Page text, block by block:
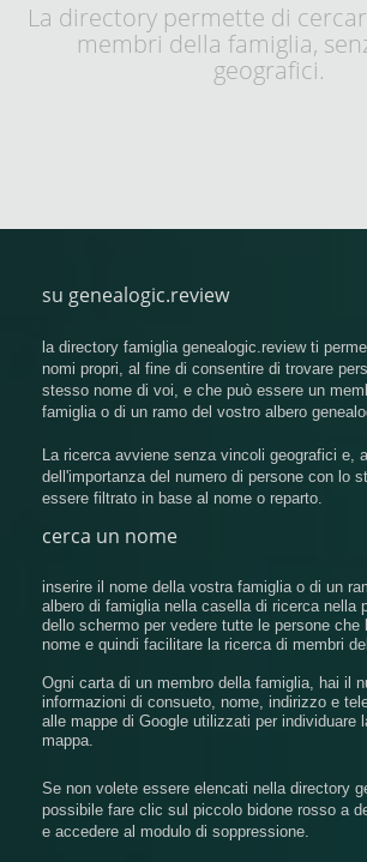
La directory permette di
membri della famiglia,
geografici.
su genealogic.review
la directory famiglia genealogic.review ti
nomi propri, al fine di consentire di trovare
stesso nome di voi, e che può essere un
famiglia o di un ramo del vostro albero
La ricerca avviene senza vincoli geografici e,
dell'importanza del numero di persone con lo
essere filtrato in base al nome o reparto.
cerca un nome
inserire il nome della vostra famiglia o di un
albero di famiglia nella casella di ricerca nella
dello schermo per vedere tutte le persone che
nome e quindi facilitare la ricerca di membri
Ogni carta di un membro della famiglia, hai il
informazioni di consueto, nome, indirizzo e
alle mappe di Google utilizzati per individuare
mappa.
Se non volete essere elencati nella directory
possibile fare clic sul piccolo bidone rosso a
e accedere al modulo di soppressione.